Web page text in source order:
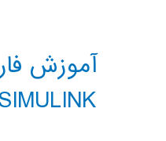
آموزش